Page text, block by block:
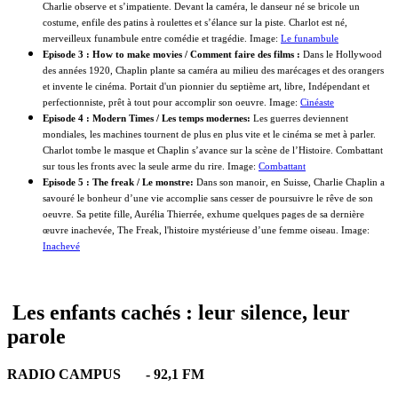
Charlie observe et s’impatiente. Devant la caméra, le danseur né se bricole un
costume, enfile des patins à roulettes et s’élance sur la piste. Charlot est né,
merveilleux funambule entre comédie et tragédie. Image: Le funambule
Episode 3 : How to make movies / Comment faire des films : Dans le Hollywood
des années 1920, Chaplin plante sa caméra au milieu des marécages et des orangers
et invente le cinéma. Portait d'un pionnier du septième art, libre, Indépendant et
perfectionniste, prêt à tout pour accomplir son oeuvre. Image: Cinéaste
Episode 4 : Modern Times / Les temps modernes: Les guerres deviennent
mondiales, les machines tournent de plus en plus vite et le cinéma se met à parler.
Charlot tombe le masque et Chaplin s’avance sur la scène de l’Histoire. Combattant
sur tous les fronts avec la seule arme du rire. Image: Combattant
Episode 5 : The freak / Le monstre: Dans son manoir, en Suisse, Charlie Chaplin a
savouré le bonheur d’une vie accomplie sans cesser de poursuivre le rêve de son
oeuvre. Sa petite fille, Aurélia Thierrée, exhume quelques pages de sa dernière
œuvre inachevée, The Freak, l'histoire mystérieuse d’une femme oiseau. Image:
Inachevé
Les enfants cachés : leur silence, leur
parole
RADIO CAMPUS - 92,1 FM